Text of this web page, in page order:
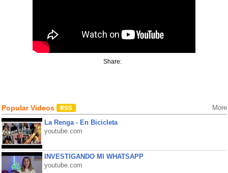
Share:
Popular Videos More
La Renga - En Bicicleta
youtube.com
INVESTIGANDO MI WHATSAPP
youtube.com